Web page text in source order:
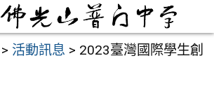
> 活動訊息 > 2023臺灣國際學生創